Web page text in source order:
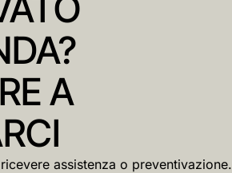
A
assistenza o preventivazione.